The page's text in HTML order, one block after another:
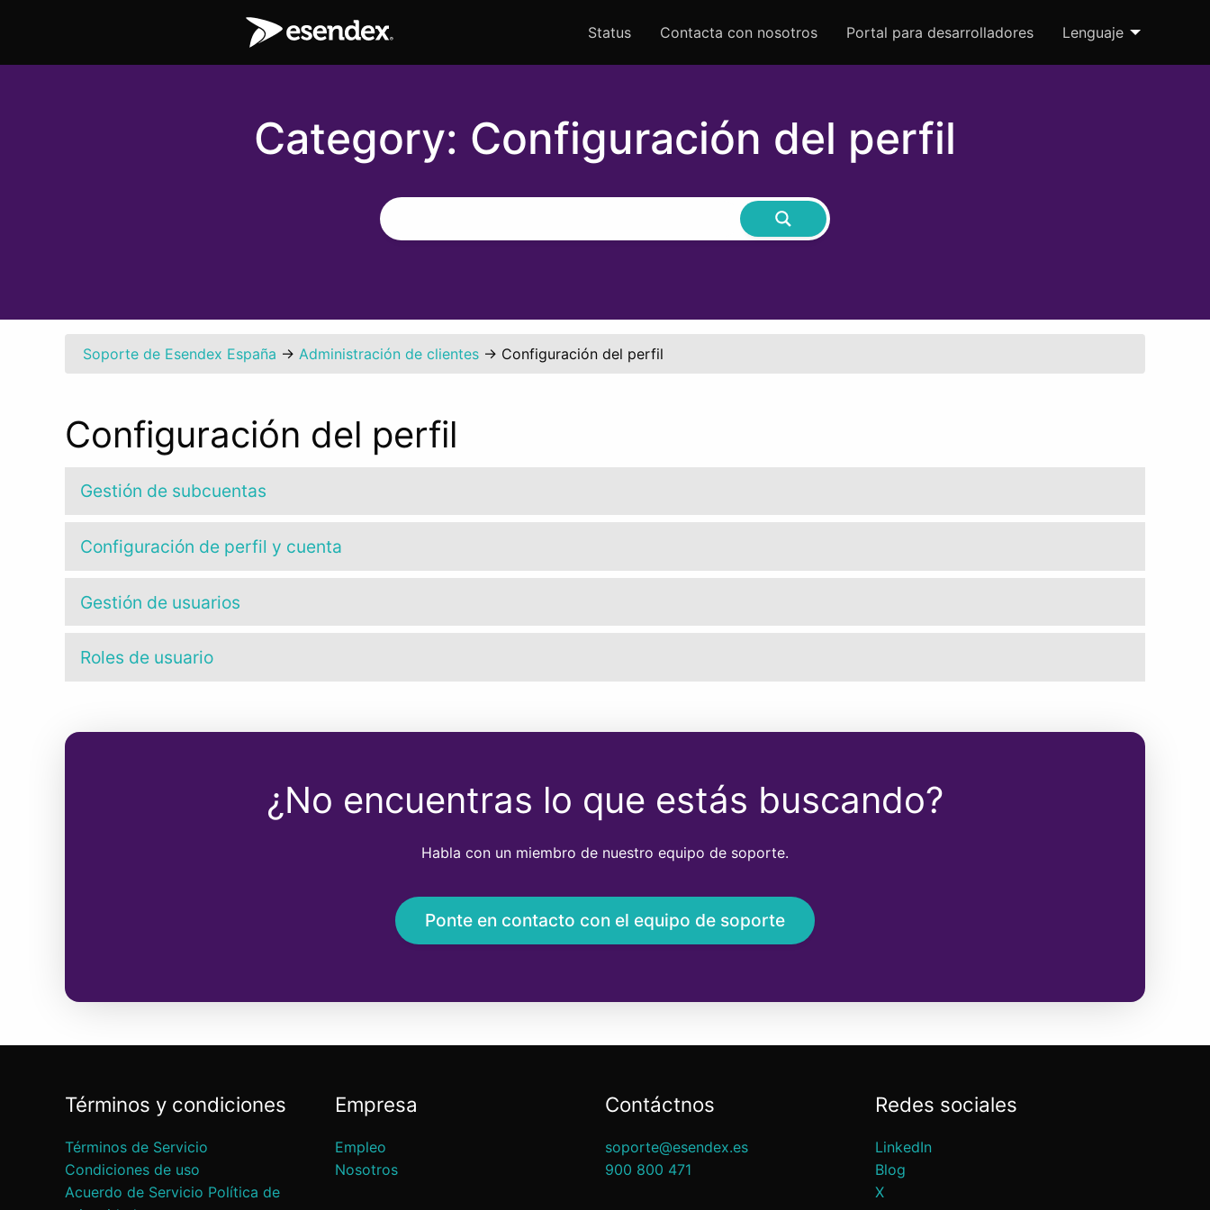
Status Contacta con nosotros Portal para desarrolladores Lenguaje
Category: Configuración del perfil
Soporte de Esendex España → Administración de clientes → Configuración del perfil
Configuración del perfil
Gestión de subcuentas
Configuración de perfil y cuenta
Gestión de usuarios
Roles de usuario
¿No encuentras lo que estás buscando?
Habla con un miembro de nuestro equipo de soporte.
Ponte en contacto con el equipo de soporte
Términos y condiciones
Términos de Servicio
Condiciones de uso
Acuerdo de Servicio Política de
Empresa
Empleo
Nosotros
Contáctnos
soporte@esendex.es
900 800 471
Redes sociales
LinkedIn
Blog
X